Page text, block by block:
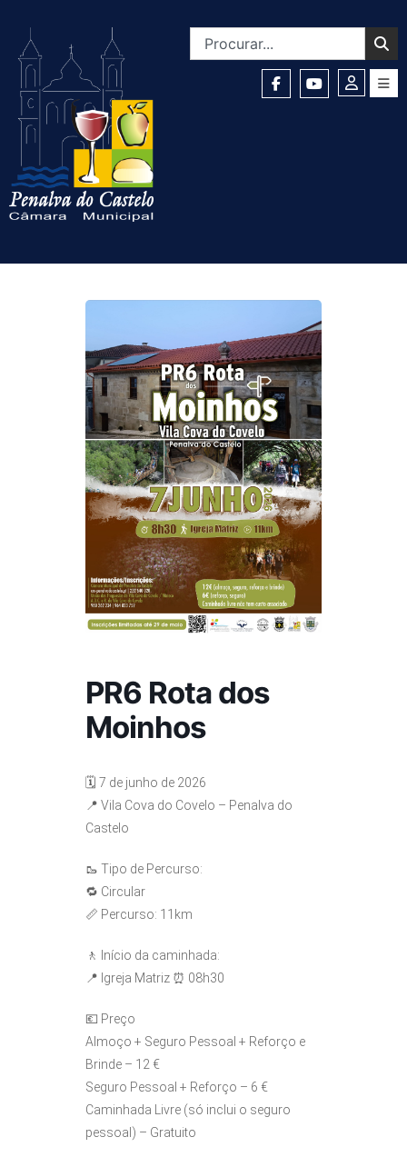
PR6 Rota dos
Moinhos
🗓 7 de junho de 2026
📍 Vila Cova do Covelo – Penalva do
Castelo
🥾 Tipo de Percurso:
🔁 Circular
📏 Percurso: 11km
🚶 Início da caminhada:
📍 Igreja Matriz ⏰ 08h30
💶 Preço
Almoço + Seguro Pessoal + Reforço e
Brinde – 12 €
Seguro Pessoal + Reforço – 6 €
Caminhada Livre (só inclui o seguro
pessoal) – Gratuito